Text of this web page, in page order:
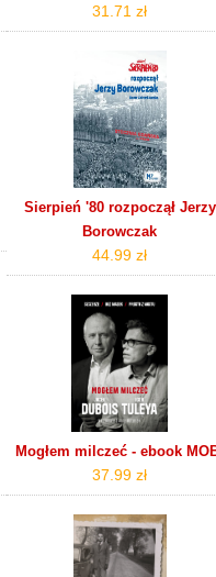
31.71 zł
Sierpień '80 rozpoczął Jerzy
Borowczak
44.99 zł
Mogłem milczeć - ebook
37.99 zł